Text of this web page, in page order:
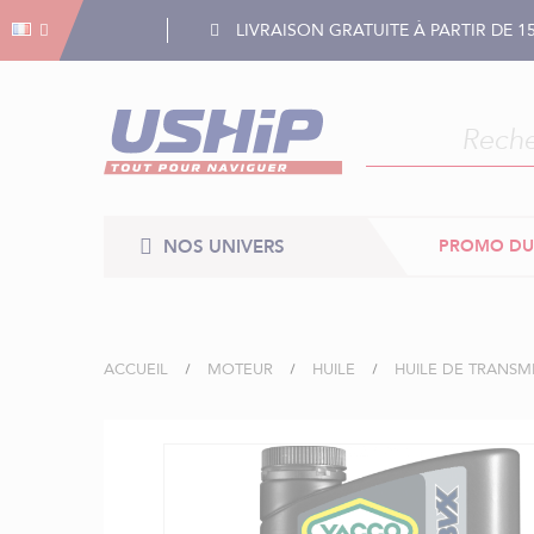
LIVRAISON GRATUITE À PARTIR DE
NOS UNIVERS PROMO
ACCUEIL MOTEUR HUILE HUILE DE
Gestion des cookies
Gestion des cookies